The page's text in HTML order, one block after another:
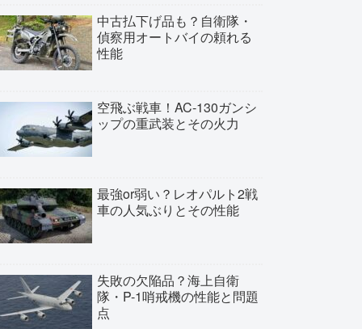
中古払下げ品も？自衛隊・
偵察用オートバイの頼れる
性能
空飛ぶ戦車！AC-130ガンシ
ップの重武装とその火力
最強or弱い？レオパルト2戦
車の人気ぶりとその性能
失敗の欠陥品？海上自衛
隊・P-1哨戒機の性能と問題
点